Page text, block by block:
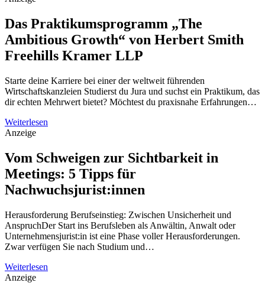
Das Praktikumsprogramm „The
Ambitious Growth“ von Herbert Smith
Freehills Kramer LLP
Starte deine Karriere bei einer der weltweit führenden
Wirtschaftskanzleien Studierst du Jura und suchst ein Praktikum, das
dir echten Mehrwert bietet? Möchtest du praxisnahe Erfahrungen…
Weiterlesen
Anzeige
Vom Schweigen zur Sichtbarkeit in
Meetings: 5 Tipps für
Nachwuchsjurist:innen
Herausforderung Berufseinstieg: Zwischen Unsicherheit und
AnspruchDer Start ins Berufsleben als Anwältin, Anwalt oder
Unternehmensjurist:in ist eine Phase voller Herausforderungen.
Zwar verfügen Sie nach Studium und…
Weiterlesen
Anzeige